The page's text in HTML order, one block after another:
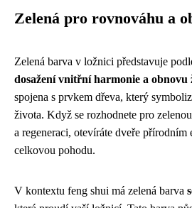
Zelená pro rovnováhu a
Zelená barva v ložnici představuje
dosažení vnitřní harmonie a obnovu
spojena s prvkem dřeva, který
života. Když se rozhodnete pro
a regeneraci, otevíráte dveře
celkovou pohodu.
V kontextu feng shui má zelená barva